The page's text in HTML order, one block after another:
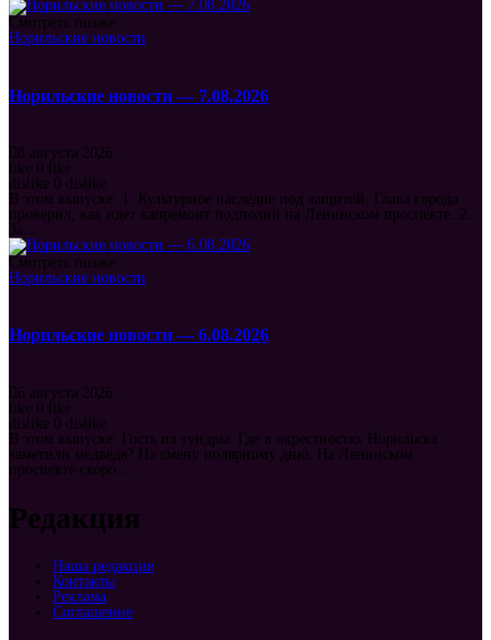
Смотреть позже
Норильские новости
Норильские новости — 7.08.2026
8 августа 2026
like
0
like
dislike
0 dislike
В этом выпуске: 1. Культурное наследие под защитой. Глава города
проверил, как идет капремонт подполий на Ленинском проспекте. 2.
За...
Смотреть позже
Норильские новости
Норильские новости — 6.08.2026
6 августа 2026
like 0 like
dislike 0 dislike
В этом выпуске: Гость из тундры. Где в окрестностях Норильска
заметили медведя? На смену полярному дню. На Ленинском
проспекте скоро...
Редакция
Наша редакция
Контакты
Реклама
Соглашение